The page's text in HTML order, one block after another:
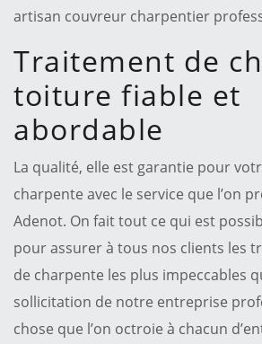
artisan couvreur charpentier
Traitement de
toiture fiable et
abordable
La qualité, elle est garantie pour
charpente avec le service que l’on
Adenot. On fait tout ce qui est
pour assurer à tous nos clients les
de charpente les plus impeccables
sollicitation de notre entreprise
chose que l’on octroie à chacun